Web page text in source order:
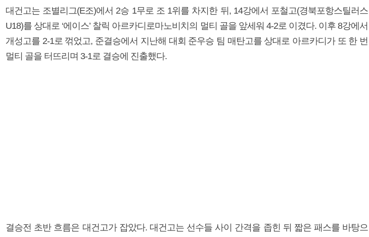
대건고는 조별리그(E조)에서 2승 1무로 조 1위를 차지한 뒤, 14강에서 포철고(경북포항스틸러스
U18)를 상대로 ‘에이스’ 찰릭 아르카디로마노비치의 멀티 골을 앞세워 4-2로 이겼다. 이후 8강에서
개성고를 2-1로 꺾었고, 준결승에서 지난해 대회 준우승 팀 매탄고를 상대로 아르카디가 또 한 번
멀티 골을 터뜨리며 3-1로 결승에 진출했다.
결승전 초반 흐름은 대건고가 잡았다. 대건고는 선수들 사이 간격을 좁힌 뒤 짧은 패스를 바탕으